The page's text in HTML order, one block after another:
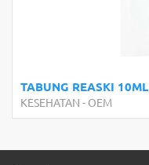
TABUNG REASKI 10ML
KESEHATAN - OEM